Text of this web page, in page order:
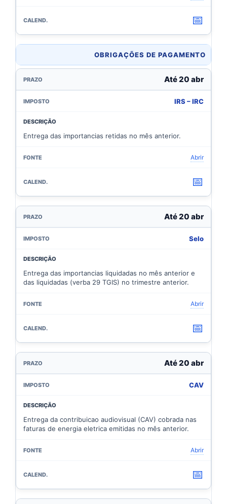
📅
OBRIGAÇÕES DE PAGAMENTO
Até 20 abr
IRS – IRC
Entrega das importancias retidas no mês anterior.
Abrir
📅
Até 20 abr
Selo
Entrega das importancias liquidadas no mês anterior e
das liquidadas (verba 29 TGIS) no trimestre anterior.
Abrir
📅
Até 20 abr
CAV
Entrega da contribuicao audiovisual (CAV) cobrada nas
faturas de energia eletrica emitidas no mês anterior.
Abrir
📅